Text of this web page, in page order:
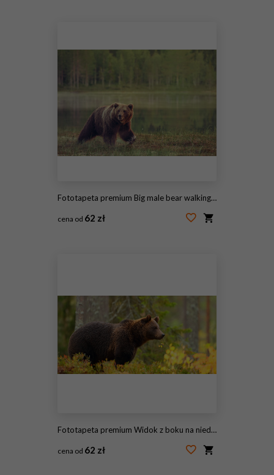
Fototapeta premium Big male bear walking in the bog at sunset
cena od 62 zł
Fototapeta premium Widok z boku na niedźwiedzia brunatnego w lesie
cena od 62 zł